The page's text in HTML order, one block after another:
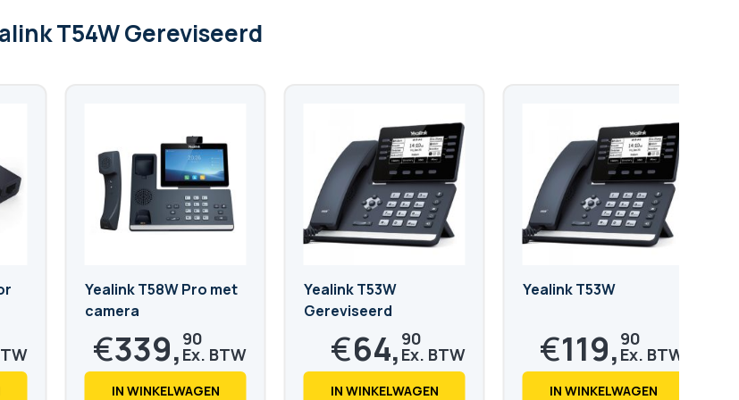
T54W Gereviseerd
Yealink T58W Pro met
camera
€339, 90
411,
IN WINKELWAGEN
Yealink T53W
Gereviseerd
€64, 90
€78,
IN WINKELWAGEN
Yealink T53W
€119, 90
145,
IN WINKELWAGEN